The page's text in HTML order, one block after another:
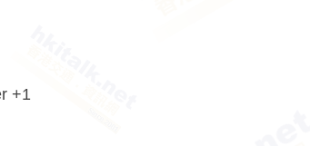
+1